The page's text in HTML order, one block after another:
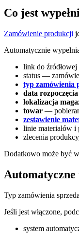
Co jest
Zamówienie produkcji
Automatycznie
link do
status —
typ zamówienia
data rozpoczęcia
lokalizacja
towar —
zestawienie
linie materiałów
zlecenia
Dodatkowo może być
Typ zamówienia
Jeśli jest włączone,
system